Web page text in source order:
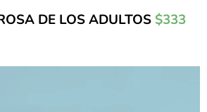
DE LOS ADULTOS $333